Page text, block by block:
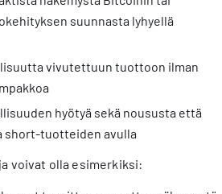
suunnasta lyhyellä
vivutettuun tuottoon ilman
hyötyä sekä noususta että
short-tuotteiden avulla
voivat olla esimerkiksi: